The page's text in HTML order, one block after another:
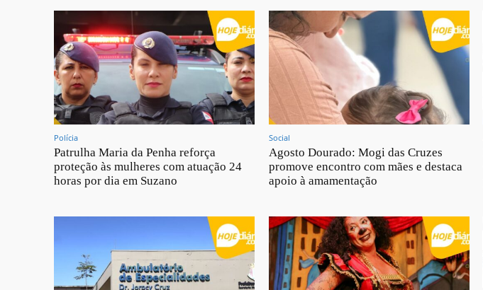
Polícia
Patrulha Maria da Penha reforça
proteção às mulheres com atuação 24
horas por dia em Suzano
Social
Agosto Dourado: Mogi das Cruzes
promove encontro com mães e destaca
apoio à amamentação